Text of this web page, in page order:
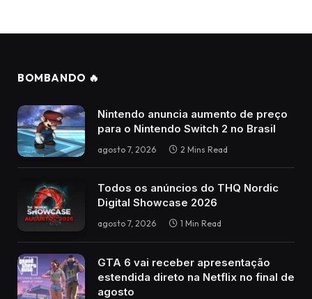
BOMBANDO 🔥
Nintendo anuncia aumento de preço
para o Nintendo Switch 2 no Brasil
agosto 7, 2026 2 Mins Read
Todos os anúncios do THQ Nordic
Digital Showcase 2026
agosto 7, 2026 1 Min Read
GTA 6 vai receber apresentação
estendida direto na Netflix no final de
agosto